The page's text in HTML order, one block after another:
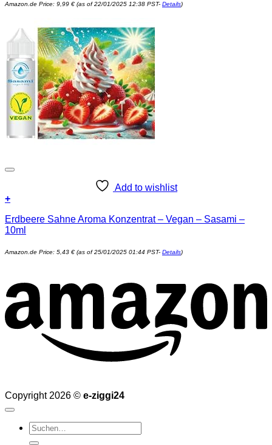
Amazon.de Price: 9,99 € (as of 22/01/2025 12:38 PST- Details)
Add to wishlist
+
Erdbeere Sahne Aroma Konzentrat – Vegan – Sasami –
10ml
Amazon.de Price: 5,43 € (as of 25/01/2025 01:44 PST- Details)
Copyright 2026 © e-ziggi24
Suchen
nach: